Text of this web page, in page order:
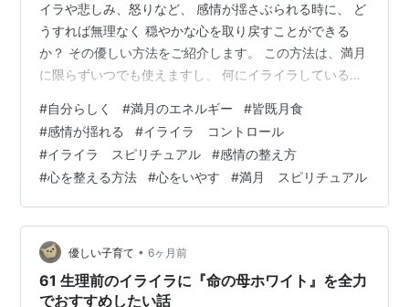
イラや悲しみ、怒りなど、 感情が揺さぶられる時に、 ど
うすれば無理なく 穏やかな心を取り戻すことができる
か？ その優しい方法をご紹介します。 この方法は、満月
に限らずいつでも使えますし、 何にイライラしているの
無理に変えようとするのではなく、 ハートに寄り添うこ
とが大切です。 感情に振り回されず、 自然と心が落ち着
気を取り戻すコツを ご紹介しますね(^^) ・ 雨上がりの今
日は、 優しい光が心地い美しい一日でした。 昨夜は皆既
月食を伴う満月でしたね。 昨夜は雨で見ることはできま
せんでしたが…
#自分らしく #満月のエネルギー #皆既月食
#感情が揺れる #イライラ コントロール
#イライラ スピリチュアル #感情の整え方
#心を整える方法 #心をいやす #満月 スピリチュアル
優しい子育て • 6ヶ月前
61 生理前のイライラに『命の母ホワイト』を全力
でおすすめしたい話